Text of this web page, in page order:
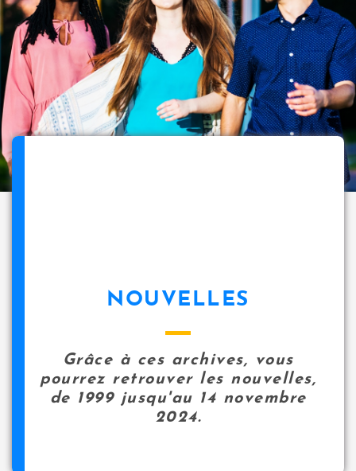
NOUVELLES
Grâce à ces archives, vous
pourrez retrouver les nouvelles,
de 1999 jusqu'au 14 novembre
2024.